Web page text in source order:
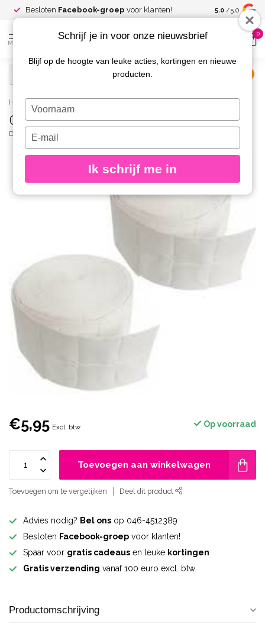
Besloten Facebook-groep voor klanten! Spaar voor
kortingen
5.0 /5.0
MENU
0
Home / Celstofdeppers 2x 500 st.
Celstofdeppers 2x 500 st.
DIVA
€5,95 Excl. btw Op voorraad
Toevoegen aan winkelwagen
Toevoegen om te vergelijken Deel dit product
Advies nodig? Bel ons op 046-4512389
Besloten Facebook-groep voor klanten!
Spaar voor gratis cadeaus en leuke kortingen
Gratis verzending vanaf 100 euro excl. btw
Productomschrijving
Schrijf je in voor onze nieuwsbrief
Blijf op de hoogte van leuke acties, kortingen en nieuwe
producten.
Typ
je
naam
Typ
je
e-
in
Ik schrijf me in